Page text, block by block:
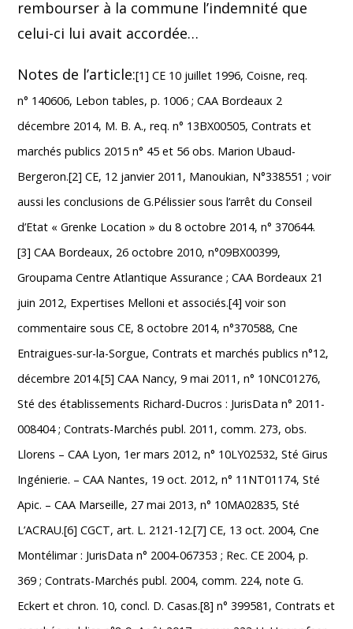
rembourser à la commune l’indemnité que
celui-ci lui avait accordée…
Notes de l’article:[1] CE 10 juillet 1996, Coisne, req.
n° 140606, Lebon tables, p. 1006 ; CAA Bordeaux 2
décembre 2014, M. B. A., req. n° 13BX00505, Contrats et
marchés publics 2015 n° 45 et 56 obs. Marion Ubaud-
Bergeron.[2] CE, 12 janvier 2011, Manoukian, N°338551 ; voir
aussi les conclusions de G.Pélissier sous l’arrêt du Conseil
d’Etat « Grenke Location » du 8 octobre 2014, n° 370644.
[3] CAA Bordeaux, 26 octobre 2010, n°09BX00399,
Groupama Centre Atlantique Assurance ; CAA Bordeaux 21
juin 2012, Expertises Melloni et associés.[4] voir son
commentaire sous CE, 8 octobre 2014, n°370588, Cne
Entraigues-sur-la-Sorgue, Contrats et marchés publics n°12,
décembre 2014.[5] CAA Nancy, 9 mai 2011, n° 10NC01276,
Sté des établissements Richard-Ducros : JurisData n° 2011-
008404 ; Contrats-Marchés publ. 2011, comm. 273, obs.
Llorens – CAA Lyon, 1er mars 2012, n° 10LY02532, Sté Girus
Ingénierie. – CAA Nantes, 19 oct. 2012, n° 11NT01174, Sté
Apic. – CAA Marseille, 27 mai 2013, n° 10MA02835, Sté
L’ACRAU.[6] CGCT, art. L. 2121-12.[7] CE, 13 oct. 2004, Cne
Montélimar : JurisData n° 2004-067353 ; Rec. CE 2004, p.
369 ; Contrats-Marchés publ. 2004, comm. 224, note G.
Eckert et chron. 10, concl. D. Casas.[8] n° 399581, Contrats et